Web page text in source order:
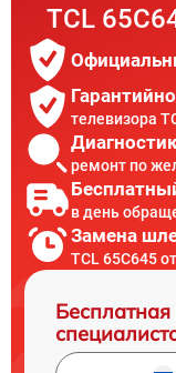
TCL
телевизора
ремонт по
в день
Замена
TCL 65C645